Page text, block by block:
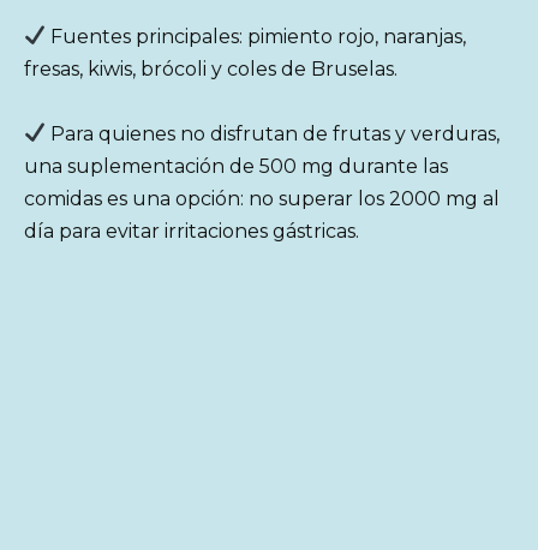
Fuentes principales: pimiento rojo, naranjas,
fresas, kiwis, brócoli y coles de Bruselas.
Para quienes no disfrutan de frutas y verduras,
una suplementación de 500 mg durante las
comidas es una opción: no superar los 2000 mg al
día para evitar irritaciones gástricas.